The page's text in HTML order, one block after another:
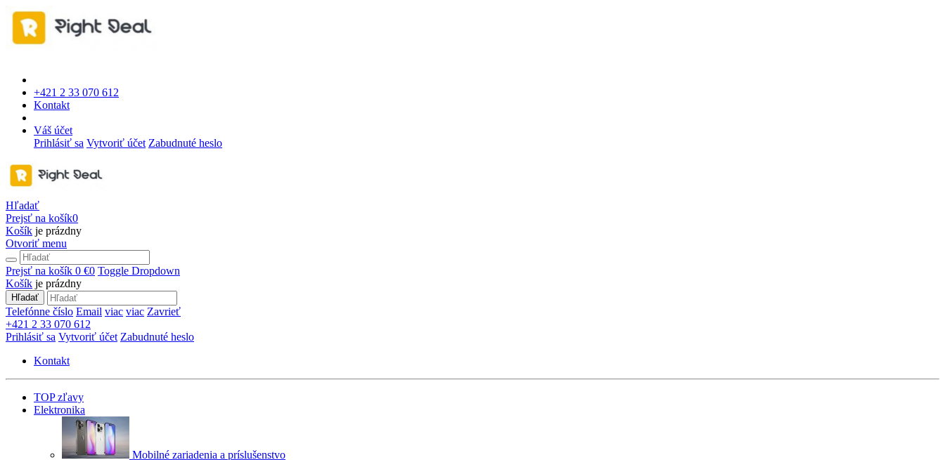
+421 2 33 070 612
Kontakt
Váš účet
Prihlásiť sa Vytvoriť účet Zabudnuté heslo
Hľadať
Prejsť na košík0
Košík je prázdny
Otvoriť menu
Prejsť na košík 0 €0 Toggle Dropdown
Košík je prázdny
Hľadať
Telefónne číslo Email viac viac Zavrieť
+421 2 33 070 612
Prihlásiť sa Vytvoriť účet Zabudnuté heslo
Kontakt
TOP zľavy
Elektronika
Mobilné zariadenia a príslušenstvo